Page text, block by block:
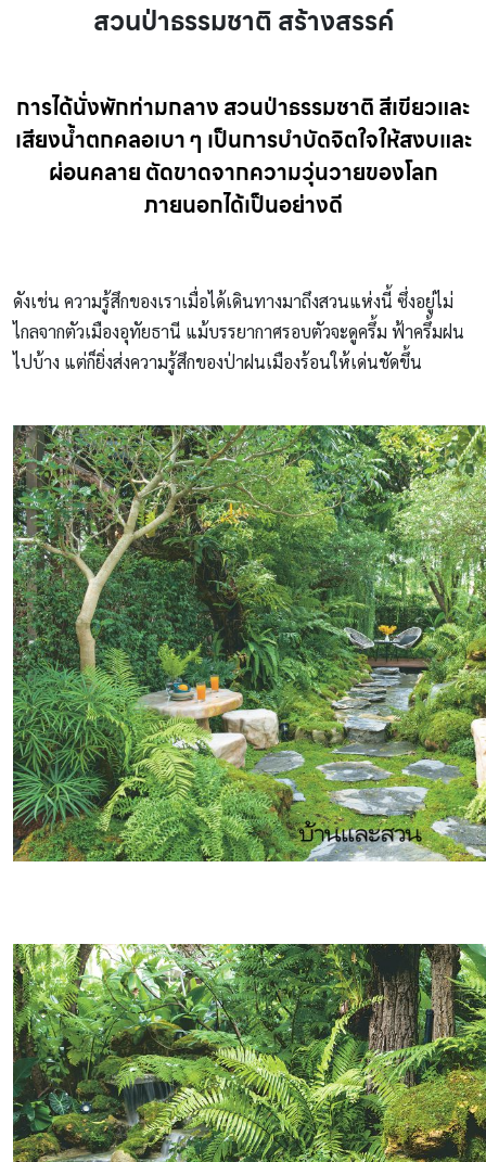
สวนป่าธรรมชาติ สร้างสรรค์
การได้นั่งพักท่ามกลาง สวนป่าธรรมชาติ สีเขียวและ
เสียงน้ำตกคลอเบา ๆ เป็นการบำบัดจิตใจให้สงบและ
ผ่อนคลาย ตัดขาดจากความวุ่นวายของโลก
ภายนอกได้เป็นอย่างดี
ดังเช่น ความรู้สึกของเราเมื่อได้เดินทางมาถึงสวนแห่งนี้ ซึ่งอยู่ไม่
ไกลจากตัวเมืองอุทัยธานี แม้บรรยากาศรอบตัวจะดูครึ้ม ฟ้าครึ้มฝน
ไปบ้าง แต่ก็ยิ่งส่งความรู้สึกของป่าฝนเมืองร้อนให้เด่นชัดขึ้น